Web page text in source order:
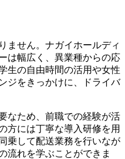
ません。ナガイホールディ
は幅広く、異業種からの応
生の自由時間の活用や女性
ジをきっかけに、ドライバ
なため、前職での経験が活
方には丁寧な導入研修を用
乗して配送業務を行いなが
流れを学ぶことができま